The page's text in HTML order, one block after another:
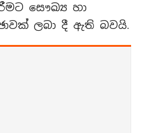
සෞඛ්‍ය හා
ලබා දී ඇති බවයි.